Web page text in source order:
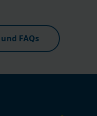
FAQs